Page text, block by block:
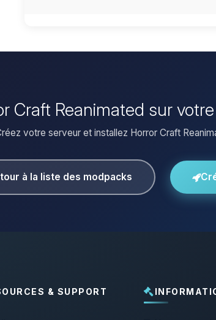
Craft Reanimated sur
votre serveur et installez Horror Craft
à la liste des modpacks
& SUPPORT